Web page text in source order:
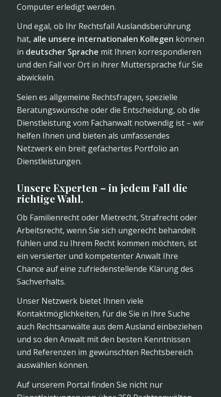
Computer erledigt werden.
Und egal, ob Ihr Rechtsfall Auslandsberührung
hat, alle unsere internationalen Kollegen können
in deutscher Sprache mit Ihnen korrespondieren
und den Fall vor Ort in ihrer Muttersprache für Sie
abwickeln.
Seien es allgemeine Rechtsfragen, spezielle
Beratungswünsche oder die Entscheidung, ob die
Dienstleistung vom Fachanwalt notwendig ist – wir
helfen Ihnen und bieten als umfassendes
Netzwerk ein breit gefächertes Portfolio an
Dienstleistungen.
Unsere Experten – in jedem Fall die
richtige Wahl.
Ob Familienrecht oder Mietrecht, Strafrecht oder
Arbeitsrecht, wenn Sie sich ungerecht behandelt
fühlen und zu Ihrem Recht kommen möchten, ist
ein versierter und kompetenter Anwalt Ihre
Chance auf eine zufriedenstellende Klärung des
Sachverhalts.
Unser Netzwerk bietet Ihnen viele
Kontaktmöglichkeiten, für die Sie in Ihre Suche
auch Rechtsanwälte aus dem Ausland einbeziehen
und so den Anwalt mit den besten Kenntnissen
und Referenzen im gewünschten Rechtsbereich
auswählen können.
Auf unserem Portal finden Sie nicht nur